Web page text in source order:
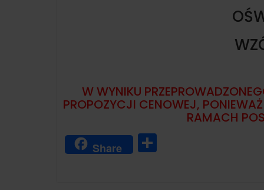
W WYNIKU
PROPOZYCJI CENOWEJ,
RAMACH
Share S